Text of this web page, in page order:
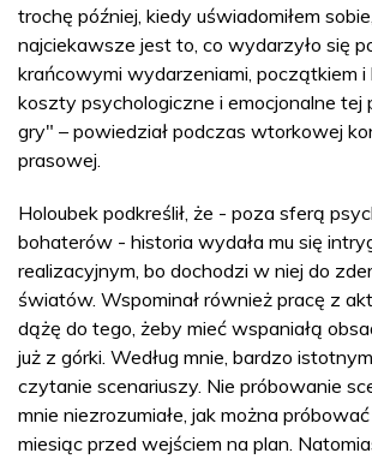
trochę później, kiedy uświadomiłem
najciekawsze jest to, co wydarzyło się
krańcowymi wydarzeniami, początkiem i
koszty psychologiczne i emocjonalne tej
gry" – powiedział podczas wtorkowej
prasowej.
Holoubek podkreślił, że - poza sferą
bohaterów - historia wydała mu się
realizacyjnym, bo dochodzi w niej do
światów. Wspominał również pracę z
dążę do tego, żeby mieć wspaniałą
już z górki. Według mnie, bardzo
czytanie scenariuszy. Nie próbowanie
mnie niezrozumiałe, jak można
miesiąc przed wejściem na plan.